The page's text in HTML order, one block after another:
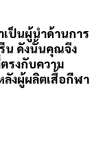
ป็นผู้นำด้านการ
น ดังนั้นคุณจึง
รงกับความ
ลังผู้ผลิตเสื้อกีฬา